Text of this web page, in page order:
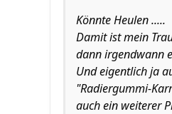
Könnte Heulen .....
Damit ist mein
dann irgendwann
Und eigentlich ja
"Radiergummi-
auch ein weiterer